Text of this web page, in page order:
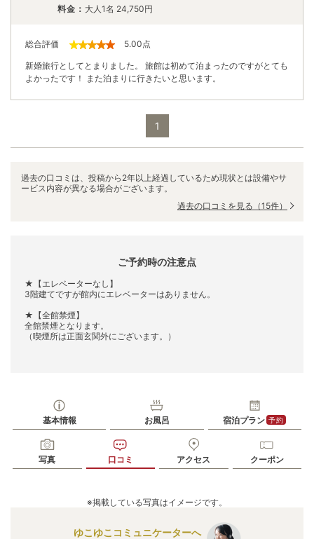
料金： 大人1名 24,750円
総合評価 5.00点
新婚旅行としてとまりました。 旅館は初めて泊まったのですがとても
よかったです！ また泊まりに行きたいと思います。
1
過去の口コミは、投稿から2年以上経過しているため現状とは設備やサ
ービス内容が異なる場合がございます。
過去の口コミを見る （15件）
ご予約時の注意点
★【エレベーターなし】
3階建てですが館内にエレベーターはありません。
★【全館禁煙】
全館禁煙となります。
（喫煙所は正面玄関外にございます。）
基本情報 お風呂 宿泊プラン 予約
写真 口コミ アクセス クーポン
※掲載している写真はイメージです。
ゆこゆこコミュニケーターへ